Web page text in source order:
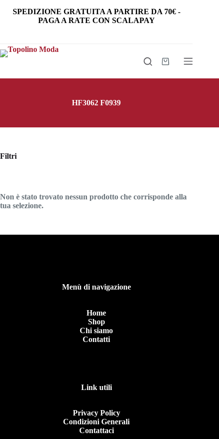
SPEDIZIONE GRATUITA A PARTIRE DA 70€ -
PAGA A RATE CON SCALAPAY
Carrello
HF3062 F0939
Non è stato trovato nessun prodotto che corrisponde alla
tua selezione.
Filtri
Menù di navigazione
Home
Shop
Chi siamo
Contatti
Link utili
Privacy Policy
Condizioni Generali
Contattaci